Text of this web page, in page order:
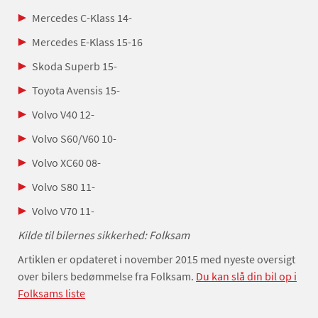
Mercedes C-Klass 14-
Mercedes E-Klass 15-16
Skoda Superb 15-
Toyota Avensis 15-
Volvo V40 12-
Volvo S60/V60 10-
Volvo XC60 08-
Volvo S80 11-
Volvo V70 11-
Kilde til bilernes sikkerhed: Folksam
Artiklen er opdateret i november 2015 med nyeste oversigt
over bilers bedømmelse fra Folksam. Du kan slå din bil op i
Folksams liste